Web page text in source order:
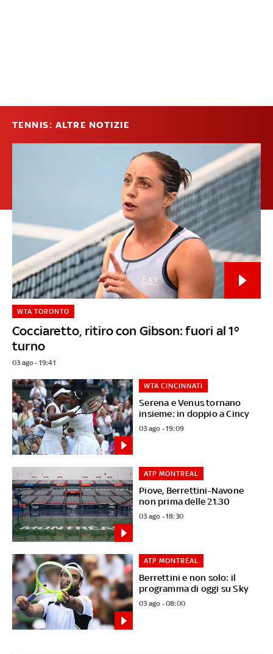
TENNIS: ALTRE NOTIZIE
Cocciaretto, ritiro con Gibson: fuori al 1°
turno
WTA TORONTO
03 ago - 19:41
Serena e Venus tornano
insieme: in doppio a Cincy
WTA CINCINNATI
03 ago - 19:09
Piove, Berrettini-Navone
non prima delle 21.30
ATP MONTREAL
03 ago - 18:30
Berrettini e non solo: il
programma di oggi su Sky
ATP MONTREAL
03 ago - 08:00